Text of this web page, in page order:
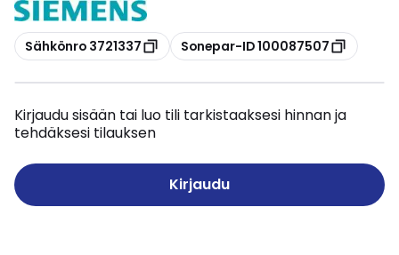
Kopioi
Sähkönro 3721337 Kopioi
Sonepar-ID 100087507
Kirjaudu sisään tai luo tili tarkistaaksesi hinnan ja
tehdäksesi tilauksen
Kirjaudu